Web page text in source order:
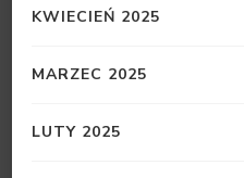
KWIECIEŃ 2025
MARZEC 2025
LUTY 2025